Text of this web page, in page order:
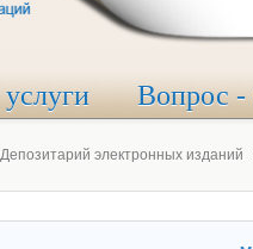
Вопрос -
Депозитарий электронных изданий